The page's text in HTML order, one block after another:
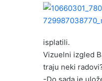
isplatili.
Vizuelni izgled
traju neki